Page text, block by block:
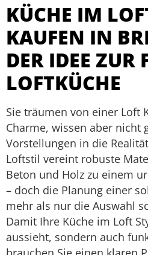
KÜCHE IM
KAUFEN IN
DER IDEE ZUR
LOFTKÜCHE
Sie träumen von einer Loft
Charme, wissen aber nicht
Vorstellungen in die
Loftstil vereint robuste
Beton und Holz zu einem
– doch die Planung einer
mehr als nur die Auswahl
Damit Ihre Küche im Loft
aussieht, sondern auch